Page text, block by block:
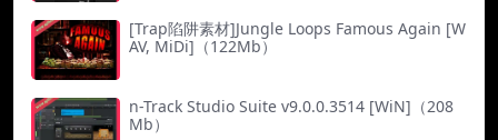
[Trap陷阱素材]Jungle Loops Famous Again [W
AV, MiDi]（122Mb）
n-Track Studio Suite v9.0.0.3514 [WiN]（208
Mb）